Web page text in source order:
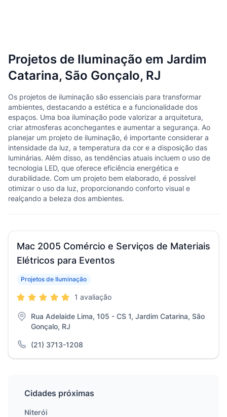
Projetos de Iluminação em Jardim
Catarina, São Gonçalo, RJ
Os projetos de iluminação são essenciais para transformar
ambientes, destacando a estética e a funcionalidade dos
espaços. Uma boa iluminação pode valorizar a arquitetura,
criar atmosferas aconchegantes e aumentar a segurança. Ao
planejar um projeto de iluminação, é importante considerar a
intensidade da luz, a temperatura da cor e a disposição das
luminárias. Além disso, as tendências atuais incluem o uso de
tecnologia LED, que oferece eficiência energética e
durabilidade. Com um projeto bem elaborado, é possível
otimizar o uso da luz, proporcionando conforto visual e
realçando a beleza dos ambientes.
Mac 2005 Comércio e Serviços de Materiais
Elétricos para Eventos
Projetos de Iluminação
1 avaliação
Rua Adelaide Lima, 105 - CS 1, Jardim Catarina, São
Gonçalo, RJ
(21) 3713-1208
Cidades próximas
Niterói